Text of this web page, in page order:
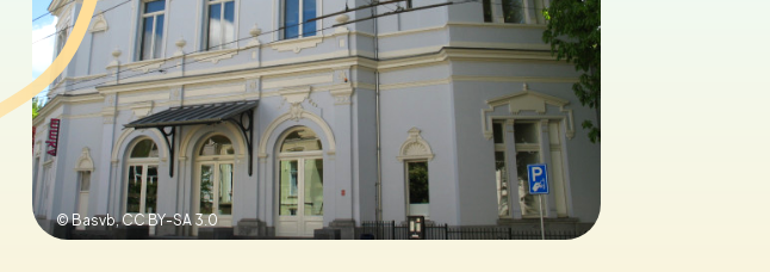
© Basvb,CC BY-SA 3.0